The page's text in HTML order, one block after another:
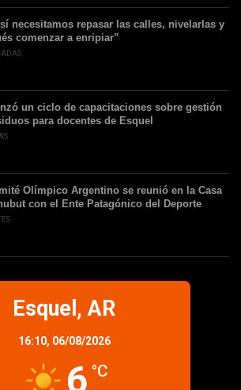
necesitamos repasar las calles, nivelarlas y
comenzar a enripiar”
un ciclo de capacitaciones sobre gestión
para docentes de Esquel
Olímpico Argentino se reunió en la Casa
con el Ente Patagónico del Deporte
Esquel, AR
16:10, 06/08/2026
6 °C